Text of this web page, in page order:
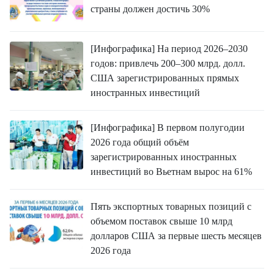
страны должен достичь 30%
[Инфографика] На период 2026–2030
годов: привлечь 200–300 млрд. долл.
США зарегистрированных прямых
иностранных инвестиций
[Инфографика] В первом полугодии
2026 года общий объём
зарегистрированных иностранных
инвестиций во Вьетнам вырос на 61%
Пять экспортных товарных позиций с
объемом поставок свыше 10 млрд
долларов США за первые шесть месяцев
2026 года